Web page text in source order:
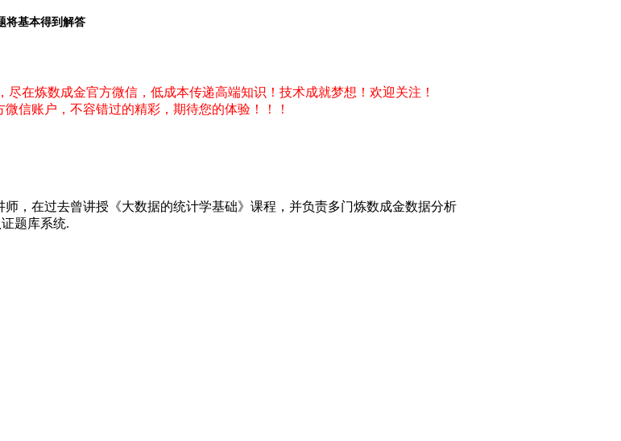
将基本得到解答
在炼数成金官方微信，低成本传递高端知识！技术成就梦想！欢迎关注！
信账户，不容错过的精彩，期待您的体验！！！
，在过去曾讲授《大数据的统计学基础》课程，并负责多门炼数成金数据分析
题库系统.